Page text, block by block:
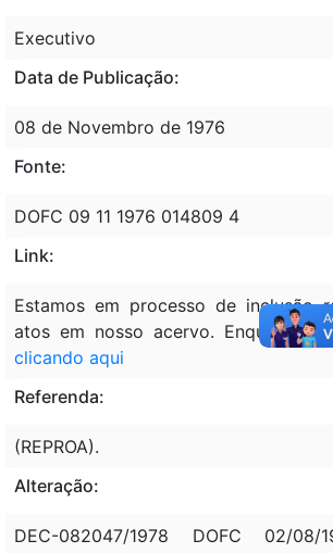
Executivo
Data de Publicação:
08 de Novembro de 1976
Fonte:
DOFC 09 11 1976 014809 4
Link:
Estamos em processo de inclusão
atos em nosso acervo. Enquanto
clicando aqui
Referenda:
(REPROA).
Alteração:
DEC-082047/1978 DOFC 02/